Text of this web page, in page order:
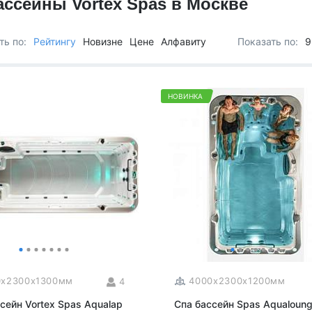
Для вечеринок
Из Австралии
Из Италии
США
Из Германии
Из Чехии
Sunrans
Fiinn
Vita Spa
American Whirlpool
Treesse
Coast Spas
Bellagio
Villeroy & Boch
Wellis
Jazzi Pool
Sundance Spas
Yokozuna
Vortex Spas в Москве
по: Рейтингу Новизне Цене Алфавиту Показать по: 9
4
Vortex Spas Aqualap
НОВИНКА
4000x2300x1200мм
Спа бассейн Spas